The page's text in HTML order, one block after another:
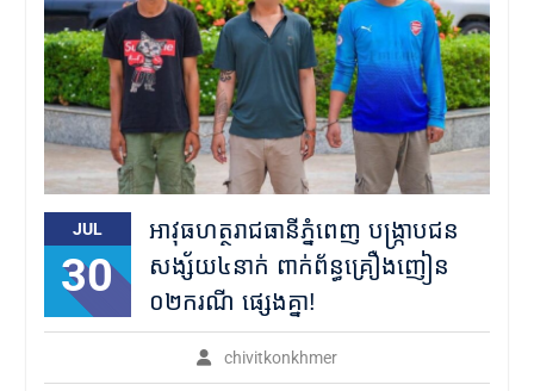
JUL
30
អាវុធហត្ថរាជធានីភ្នំពេញ បង្ក្រាបជន
សង្ស័យ៤នាក់ ពាក់ព័ន្ធគ្រឿងញៀន
០២ករណី ផ្សេងគ្នា!
chivitkonkhmer